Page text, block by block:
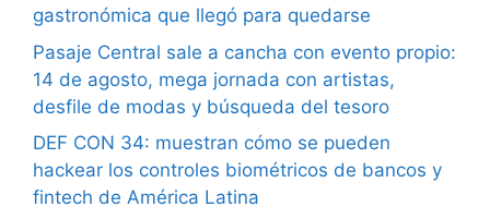
gastronómica que llegó para quedarse
Pasaje Central sale a cancha con evento propio:
14 de agosto, mega jornada con artistas,
desfile de modas y búsqueda del tesoro
DEF CON 34: muestran cómo se pueden
hackear los controles biométricos de bancos y
fintech de América Latina